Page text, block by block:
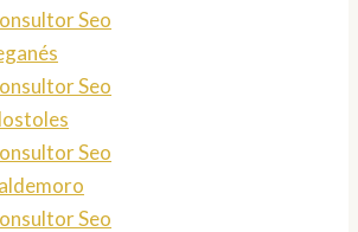
Seo
Seo
Seo
Seo